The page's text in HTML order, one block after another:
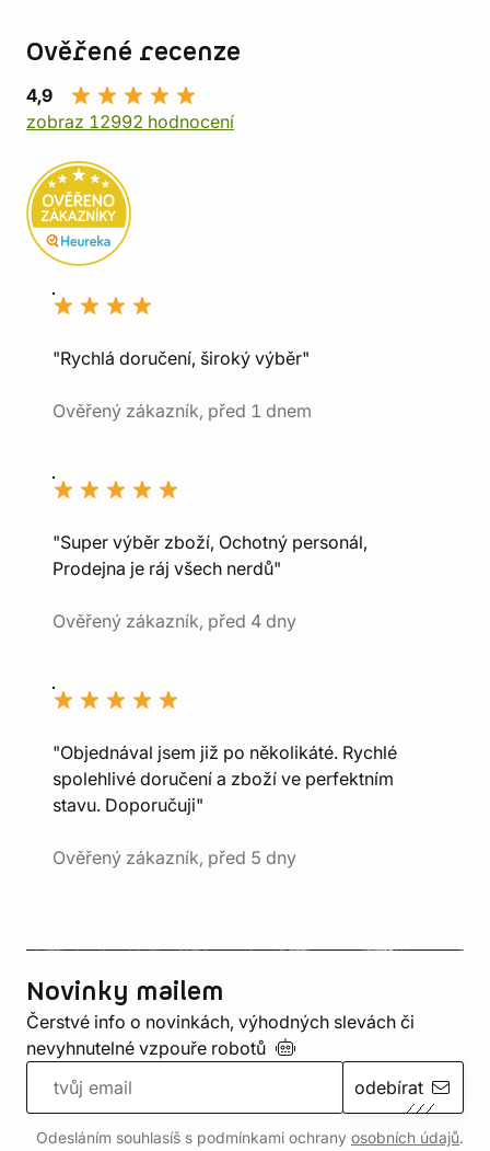
Ověřené recenze
4,9
zobraz 12992 hodnocení
"Rychlá doručení, široký výběr"
Ověřený zákazník, před 1 dnem
"Super výběr zboží, Ochotný personál,
Prodejna je ráj všech nerdů"
Ověřený zákazník, před 4 dny
"Objednával jsem již po několikáté. Rychlé
spolehlivé doručení a zboží ve perfektním
stavu. Doporučuji"
Ověřený zákazník, před 5 dny
Novinky mailem
Čerstvé info o novinkách, výhodných slevách či
nevyhnutelné vzpouře robotů
odebírat
Odesláním souhlasíš s podmínkami ochrany osobních údajů.